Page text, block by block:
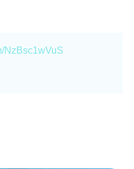
NzBsc1wVuS